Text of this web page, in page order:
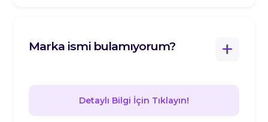
Marka ismi bulamıyorum?
Detaylı Bilgi İçin Tıklayın!